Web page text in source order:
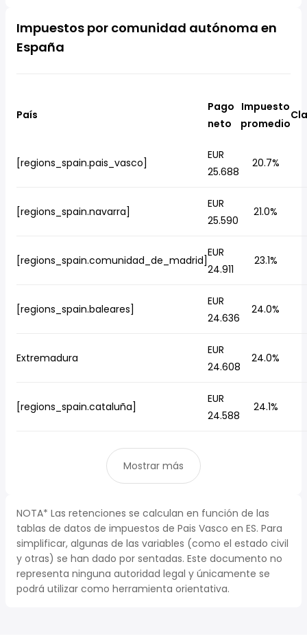
Impuestos por comunidad autónoma en
España
País
Pago
neto
Impuesto
promedio
[regions_spain.pais_vasco]
EUR
25.688
20.7%
[regions_spain.navarra]
EUR
25.590
21.0%
[regions_spain.comunidad_de_madrid]
EUR
24.911
23.1%
[regions_spain.baleares]
EUR
24.636
24.0%
Extremadura
EUR
24.608
24.0%
[regions_spain.cataluña]
EUR
24.588
24.1%
Mostrar más
NOTA* Las retenciones se calculan en función de las
tablas de datos de impuestos de Pais Vasco en ES. Para
simplificar, algunas de las variables (como el estado civil
y otras) se han dado por sentadas. Este documento no
representa ninguna autoridad legal y únicamente se
podrá utilizar como herramienta orientativa.